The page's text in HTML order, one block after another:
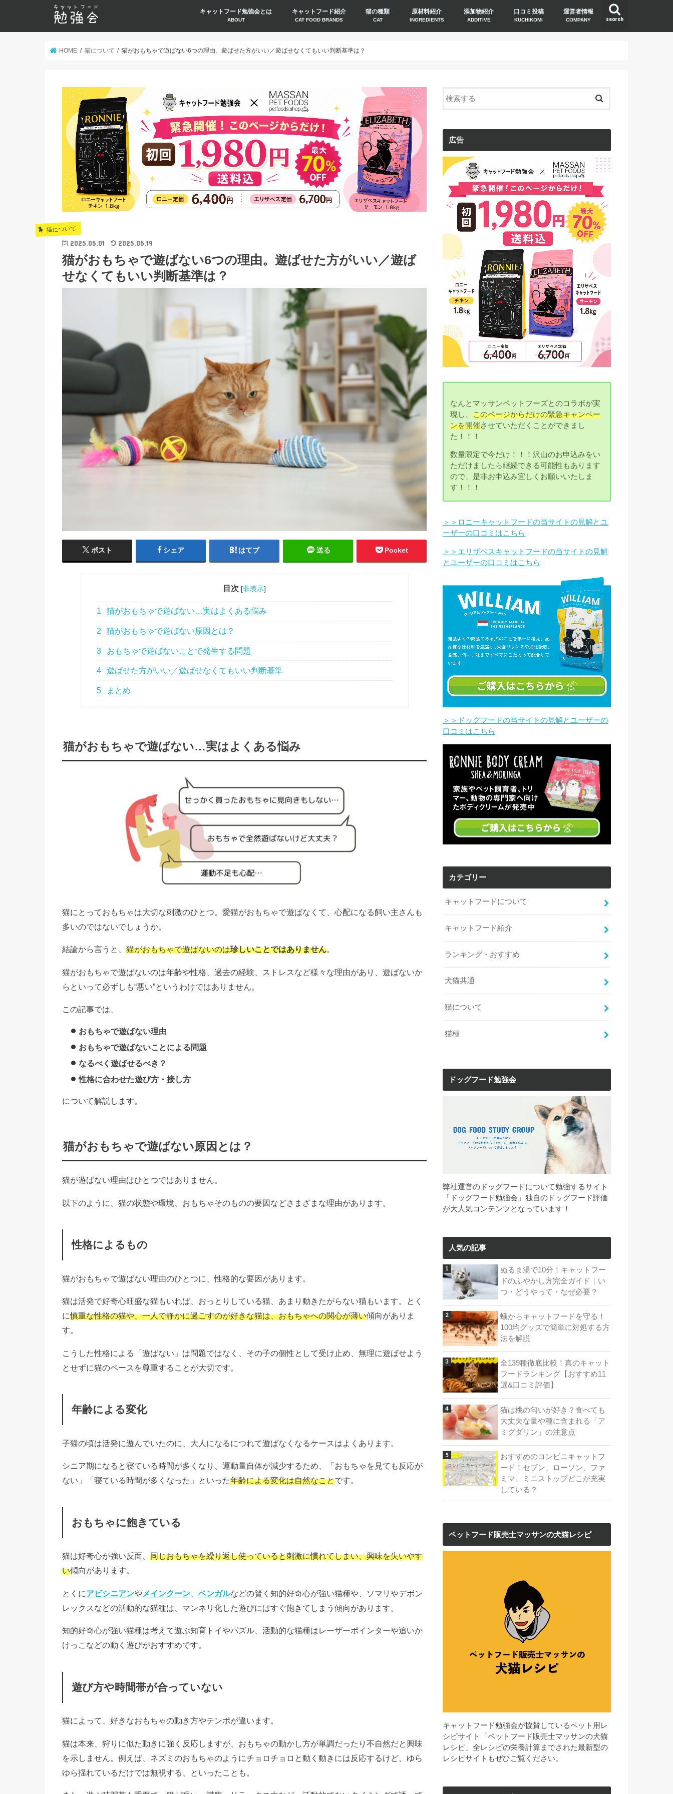
search
キャットフード勉強会とは
ABOUT
キャットフード紹介
CAT FOOD BRANDS
猫の種類
CAT
原材料紹介
INGREDIENTS
添加物紹介
ADDITIVE
口コミ投稿
KUCHIKOMI
運営者情報
COMPANY
HOME 猫について 猫がおもちゃで遊ばない6つの理由。遊ばせた方がいい／遊ばせなくてもいい判断基準は？
猫について
2025.05.01 2025.05.19
猫がおもちゃで遊ばない6つの理由。遊ばせた方がいい／遊ば
せなくてもいい判断基準は？
ポスト シェア はてブ 送る Pocket
目次 [非表示]
1 猫がおもちゃで遊ばない…実はよくある悩み
2 猫がおもちゃで遊ばない原因とは？
3 おもちゃで遊ばないことで発生する問題
4 遊ばせた方がいい／遊ばせなくてもいい判断基準
5 まとめ
猫がおもちゃで遊ばない…実はよくある悩み
猫にとっておもちゃは大切な刺激のひとつ。愛猫がおもちゃで遊ばなくて、心配になる飼い主さんも
多いのではないでしょうか。
結論から言うと、 猫がおもちゃで遊ばないのは珍しいことではありません。
猫がおもちゃで遊ばないのは年齢や性格、過去の経験、ストレスなど様々な理由があり、遊ばないか
らといって必ずしも“悪い”というわけではありません。
この記事では、
おもちゃで遊ばない理由
おもちゃで遊ばないことによる問題
なるべく遊ばせるべき？
性格に合わせた遊び方・接し方
について解説します。
猫がおもちゃで遊ばない原因とは？
猫が遊ばない理由はひとつではありません。
以下のように、猫の状態や環境、おもちゃそのものの要因などさまざまな理由があります。
性格によるもの
猫がおもちゃで遊ばない理由のひとつに、性格的な要因があります。
猫は活発で好奇心旺盛な猫もいれば、おっとりしている猫、あまり動きたがらない猫もいます。とく
に慎重な性格の猫や、一人で静かに過ごすのが好きな猫は、おもちゃへの関心が薄い傾向がありま
す。
こうした性格による「遊ばない」は問題ではなく、その子の個性として受け止め、無理に遊ばせよう
とせずに猫のペースを尊重することが大切です。
年齢による変化
子猫の頃は活発に遊んでいたのに、大人になるにつれて遊ばなくなるケースはよくあります。
シニア期になると寝ている時間が多くなり、運動量自体が減少するため、「おもちゃを見ても反応が
ない」「寝ている時間が多くなった」といった年齢による変化は自然なことです。
おもちゃに飽きている
猫は好奇心が強い反面、 同じおもちゃを繰り返し使っていると刺激に慣れてしまい、興味を失いやす
い傾向があります。
とくにアビシニアンやメインクーン ベンガルなどの賢く知的好奇心が強い猫種や、ソマリやデボン
レックスなどの活動的な猫種は、マンネリ化した遊びにはすぐ飽きてしまう傾向があります。
知的好奇心が強い猫種は考えて遊ぶ知育トイやパズル、活動的な猫種はレーザーポインターや追いか
けっこなどの動く遊びがおすすめです。
遊び方や時間帯が合っていない
猫によって、好きなおもちゃの動き方やテンポが違います。
猫は本来、狩りに似た動きに強く反応しますが、おもちゃの動かし方が単調だったり不自然だと興味
を示しません。 例えば、ネズミのおもちゃのようにチョロチョロと動く動きには反応するけど、ゆら
ゆら揺れているだけでは無視する、といったことも。
広告
なんとマッサンペットフーズとのコラボが実
現し、このページからだけの緊急キャンペー
ンを開催させていただくことができまし
た！！！
数量限定で今だけ！！！沢山のお申込みをい
ただけましたら継続できる可能性もあります
ので、是非お申込み宜しくお願いいたしま
す！！！
＞＞ロニーキャットフードの当サイトの見解とユ
ーザーの口コミはこちら
＞＞エリザベスキャットフードの当サイトの見解
とユーザーの口コミはこちら
＞＞ドッグフードの当サイトの見解とユーザーの
口コミはこちら
カテゴリー
キャットフードについて
キャットフード紹介
ランキング・おすすめ
犬猫共通
猫について
猫種
ドッグフード勉強会
弊社運営のドッグフードについて勉強するサイト
「ドッグフード勉強会」独自のドッグフード評価
が大人気コンテンツとなっています！
人気の記事
ぬるま湯で10分！キャットフー
ドのふやかし方完全ガイド｜い
つ・どうやって・なぜ必要？
蟻からキャットフードを守る！
100均グッズで簡単に対処する方
法を解説
全139種徹底比較！真のキャット
フードランキング【おすすめ11
選&口コミ評価】
猫は桃の匂いが好き？食べても
大丈夫な量や種に含まれる「ア
ミグダリン」の注意点
おすすめのコンビニキャットフ
ード！セブン、ローソン、ファ
ミマ、ミニストップどこが充実
している？
ペットフード販売士マッサンの犬猫レシピ
キャットフード勉強会が協賛しているペット用レ
シピサイト「ペットフード販売士マッサンの犬猫
レシピ」全レシピの栄養計算までされた最新型の
レシピサイトもぜひご覧ください。